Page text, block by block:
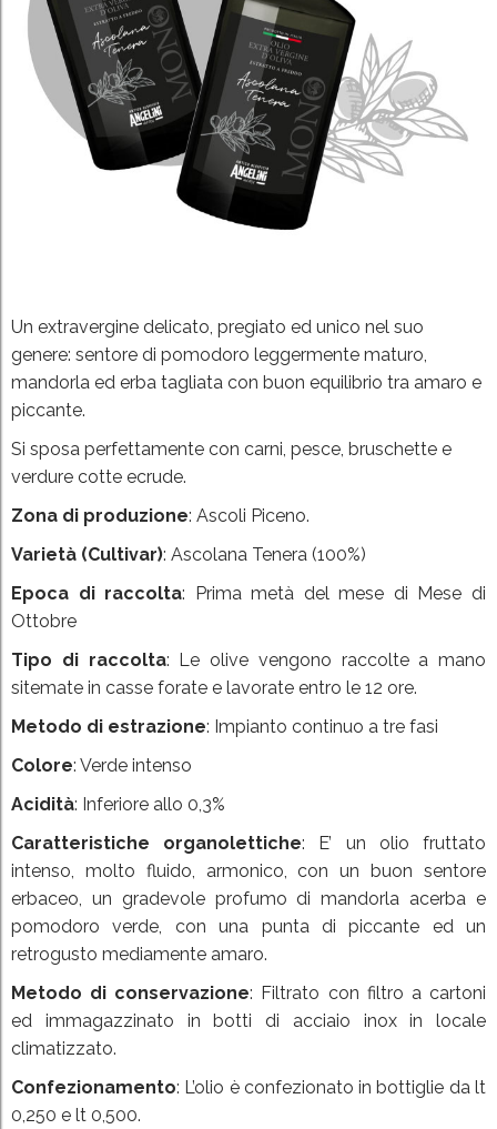
Un extravergine delicato, pregiato ed unico nel suo
genere: sentore di pomodoro leggermente maturo,
mandorla ed erba tagliata con buon equilibrio tra amaro e
piccante.
Si sposa perfettamente con carni, pesce, bruschette e
verdure cotte ecrude.
Zona di produzione: Ascoli Piceno.
Varietà (Cultivar): Ascolana Tenera (100%)
Epoca di raccolta: Prima metà del mese di Mese di
Ottobre
Tipo di raccolta: Le olive vengono raccolte a mano
sitemate in casse forate e lavorate entro le 12 ore.
Metodo di estrazione: Impianto continuo a tre fasi
Colore: Verde intenso
Acidità: Inferiore allo 0,3%
Caratteristiche organolettiche: E’ un olio fruttato
intenso, molto fluido, armonico, con un buon sentore
erbaceo, un gradevole profumo di mandorla acerba e
pomodoro verde, con una punta di piccante ed un
retrogusto mediamente amaro.
Metodo di conservazione: Filtrato con filtro a cartoni
ed immagazzinato in botti di acciaio inox in locale
climatizzato.
Confezionamento: L’olio è confezionato in bottiglie da lt
0,250 e lt 0,500.